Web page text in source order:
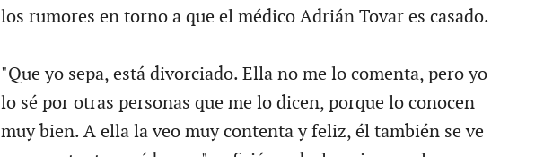
los rumores en torno a que el médico Adrián Tovar es casado.
"Que yo sepa, está divorciado. Ella no me lo comenta, pero yo
lo sé por otras personas que me lo dicen, porque lo conocen
muy bien. A ella la veo muy contenta y feliz, él también se ve